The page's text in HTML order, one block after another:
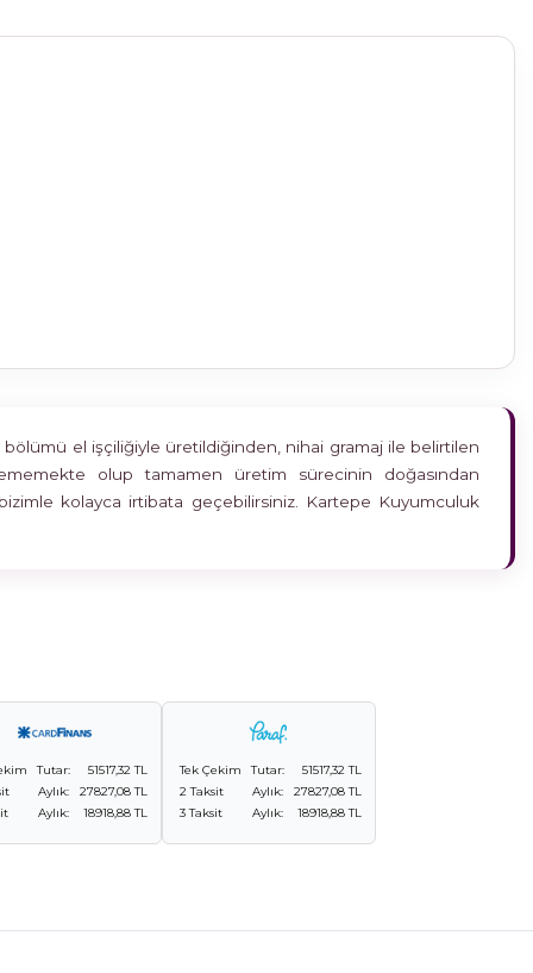
el işçiliğiyle üretildiğinden, nihai gramaj ile belirtilen
olup tamamen üretim sürecinin doğasından
bizimle kolayca irtibata geçebilirsiniz. Kartepe Kuyumculuk
Tutar:
51517,32 TL
Aylık:
27827,08 TL
Aylık: 18918,88 TL
Tek Çekim Tutar:
51517,32 TL
2 Taksit
Aylık:
27827,08 TL
3 Taksit
Aylık: 18918,88 TL